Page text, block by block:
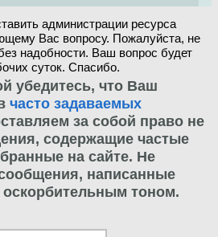
администрации ресурса
Вас вопросу. Пожалуйста, не
надобности. Ваш вопрос будет
суток. Спасибо.
убедитесь, что Ваш
часто задаваемых
за собой право не
содержащие частые
на сайте. Не
написанные
тоном.